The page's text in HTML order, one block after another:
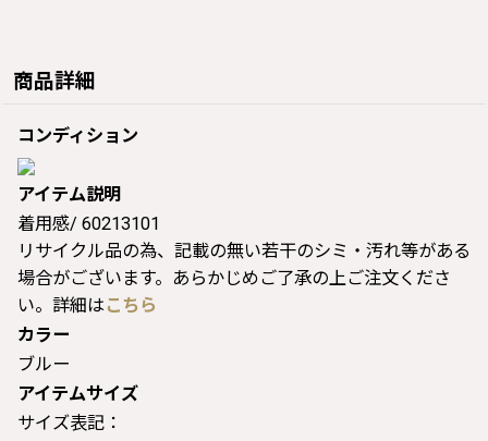
商品詳細
コンディション
アイテム説明
着用感/ 60213101
リサイクル品の為、記載の無い若干のシミ・汚れ等がある
場合がございます。あらかじめご了承の上ご注文くださ
い。詳細は こちら
カラー
ブルー
アイテムサイズ
サイズ表記：